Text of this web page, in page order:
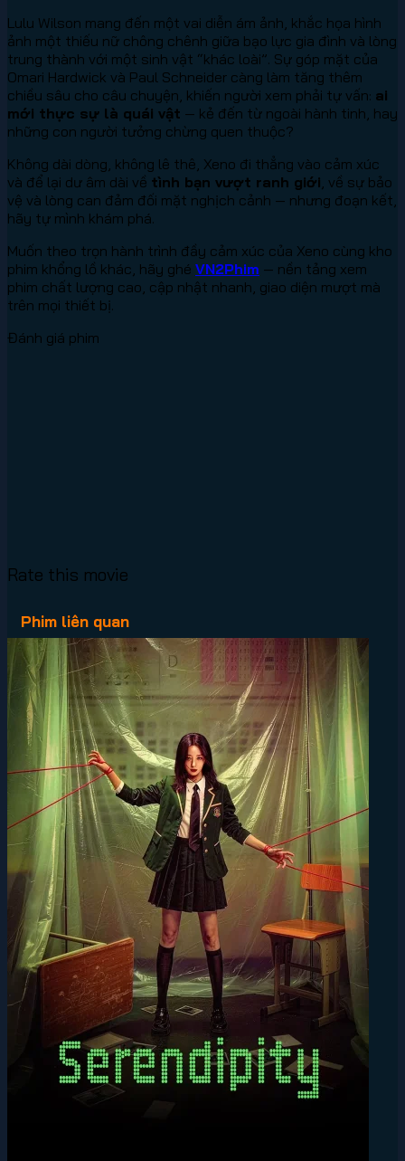
Lulu Wilson mang đến một vai diễn ám ảnh, khắc họa hình
ảnh một thiếu nữ chông chênh giữa bạo lực gia đình và lòng
trung thành với một sinh vật “khác loài”. Sự góp mặt của
Omari Hardwick và Paul Schneider càng làm tăng thêm
chiều sâu cho câu chuyện, khiến người xem phải tự vấn: ai
mới thực sự là quái vật — kẻ đến từ ngoài hành tinh, hay
những con người tưởng chừng quen thuộc?
Không dài dòng, không lê thê, Xeno đi thẳng vào cảm xúc
và để lại dư âm dài về tình bạn vượt ranh giới , về sự bảo
vệ và lòng can đảm đối mặt nghịch cảnh — nhưng đoạn kết,
hãy tự mình khám phá.
Muốn theo trọn hành trình đầy cảm xúc của Xeno cùng kho
phim khổng lồ khác, hãy ghé VN2Phim — nền tảng xem
phim chất lượng cao, cập nhật nhanh, giao diện mượt mà
trên mọi thiết bị.
Đánh giá phim
Rate this movie
Phim liên quan